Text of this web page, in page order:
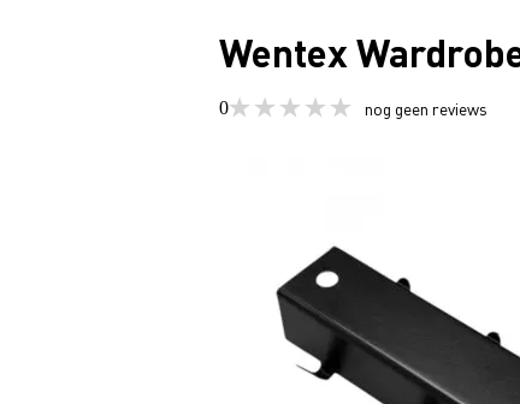
Wentex
0 nog geen reviews